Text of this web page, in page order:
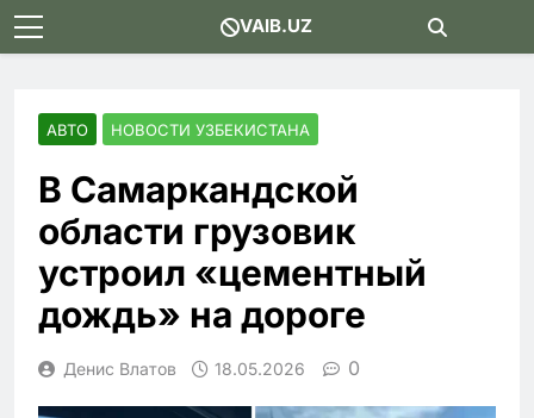
Skip
to
VAIB.UZ
АВТО НОВОСТИ УЗБЕКИСТАНА
В Самаркандской
области грузовик
устроил «цементный
дождь» на дороге
Денис Влатов 18.05.2026 0